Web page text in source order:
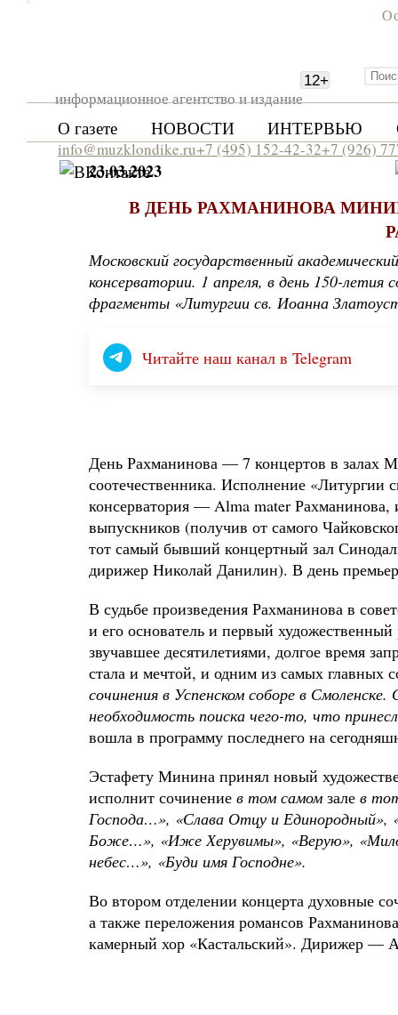
информационное агентство и издание
12+
О газете НОВОСТИ ИНТЕРВЬЮ
info@muzklondike.ru+7 (495) 152-42-32+7 (926)
23.03.2023
В ДЕНЬ РАХМАНИНОВА
Московский государственный
консерватории. 1 апреля, в день 150-летия
фрагменты «Литургии св. Иоанна
Читайте наш канал в Telegram
День Рахманинова — 7 концертов в залах
соотечественника. Исполнение «Литургии
консерватория — Alma mater Рахманинова,
выпускников (получив от самого
тот самый бывший концертный зал
дирижер Николай Данилин). В день
В судьбе произведения Рахманинова в
и его основатель и первый
звучавшее десятилетиями, долгое время
стала и мечтой, и одним из самых главных
сочинения в Успенском соборе в
необходимость поиска чего-то, что
вошла в программу последнего на
Эстафету Минина принял новый
исполнит сочинение в том самом зале в
Господа…», «Слава Отцу и Единородный»,
Боже…», «Иже Херувимы», «Верую»,
небес…», «Буди имя Господне».
Во втором отделении концерта духовные
а также переложения романсов
камерный хор «Кастальский». Дирижер —